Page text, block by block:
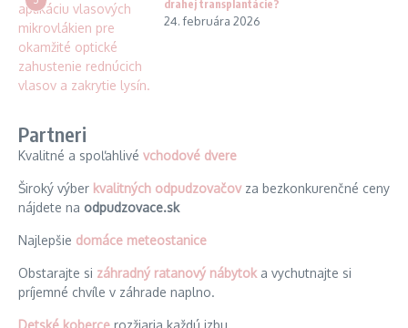
drahej transplantácie?
24. februára 2026
Partneri
Kvalitné a spoľahlivé vchodové dvere
Široký výber kvalitných odpudzovačovza bezkonkurenčné ceny
nájdete na odpudzovace.sk
Najlepšie domáce meteostanice
Obstarajte si záhradný ratanový nábytok a vychutnajte si
príjemné chvíle v záhrade naplno.
Detské koberce rozžiaria každú izbu.